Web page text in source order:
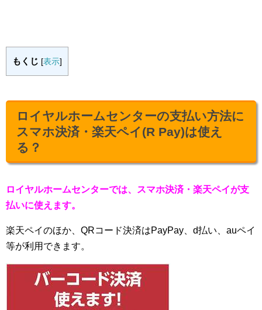
もくじ [表示]
ロイヤルホームセンターの支払い方法に
スマホ決済・楽天ペイ(R Pay)は使え
る？
ロイヤルホームセンターでは、スマホ決済・楽天ペイが支
払いに使えます。
楽天ペイのほか、QRコード決済はPayPay、d払い、auペイ
等が利用できます。